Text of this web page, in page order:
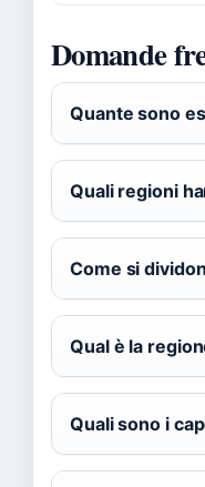
Domande
Quante sono
Quali regioni
Come si
Qual è la
Quali sono i